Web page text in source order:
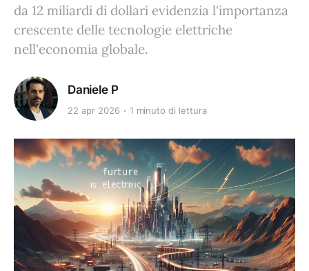
da 12 miliardi di dollari evidenzia l'importanza
crescente delle tecnologie elettriche
nell'economia globale.
Daniele P
22 apr 2026 1 minuto di lettura